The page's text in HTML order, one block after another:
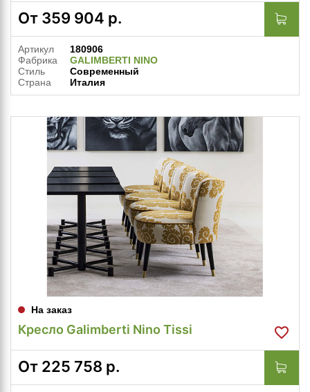
От 359 904 р.
Артикул
180906
Фабрика
GALIMBERTI NINO
Стиль
Современный
Страна
Италия
На заказ
Кресло Galimberti Nino Tissi
От 225 758 р.